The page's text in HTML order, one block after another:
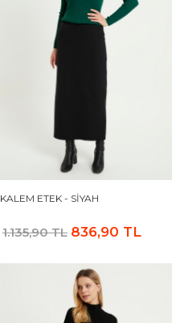
KALEM ETEK - SIYAH
1.135,90 TL 836,90 TL